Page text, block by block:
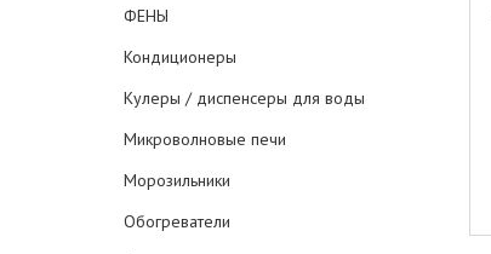
ФЕНЫ
Кондиционеры
Кулеры / диспенсеры для воды
Микроволновые печи
Морозильники
Обогреватели